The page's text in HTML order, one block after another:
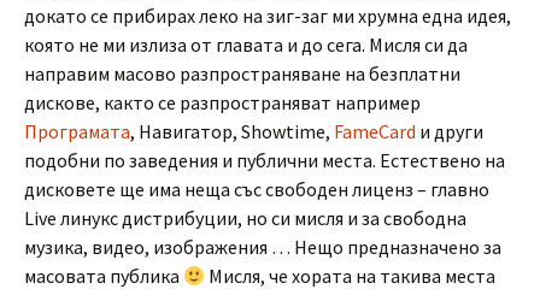
докато се прибирах леко на зиг-заг ми хрумна една идея,
която не ми излиза от главата и до сега. Мисля си да
направим масово разпространяване на безплатни
дискове, както се разпространяват например
Програмата, Навигатор, Showtime, FameCard и други
подобни по заведения и публични места. Естествено на
дисковете ще има неща със свободен лиценз – главно
Live линукс дистрибуции, но си мисля и за свободна
музика, видео, изображения … Нещо предназначено за
масовата публика
Мисля, че хората на такива места